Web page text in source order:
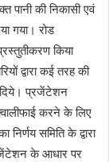
पानी की निकासी एवं
गया। रोड
किया
द्वारा कई तरह की
दिये। प्रजेंटेशन
करने के लिए
समिति के द्वारा
के आधार पर